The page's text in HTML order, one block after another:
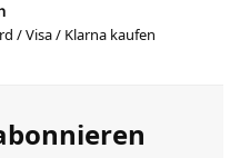
/ Visa / Klarna kaufen